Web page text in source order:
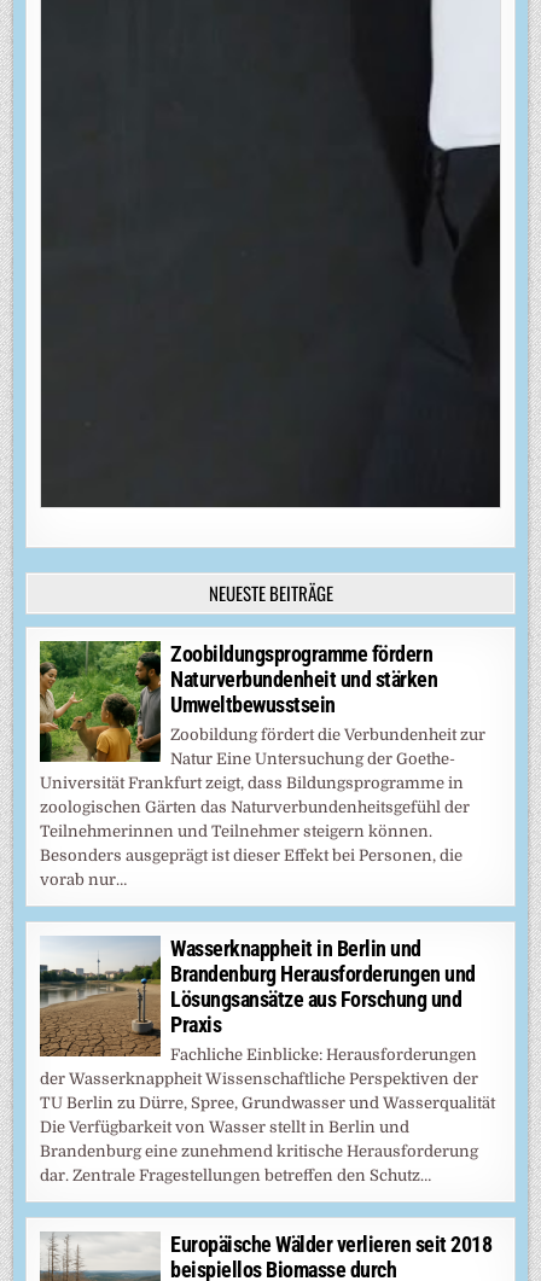
NEUESTE BEITRÄGE
Zoobildungsprogramme fördern
Naturverbundenheit und stärken
Umweltbewusstsein
Zoobildung fördert die Verbundenheit zur
Natur Eine Untersuchung der Goethe-
Universität Frankfurt zeigt, dass Bildungsprogramme in
zoologischen Gärten das Naturverbundenheitsgefühl der
Teilnehmerinnen und Teilnehmer steigern können.
Besonders ausgeprägt ist dieser Effekt bei Personen, die
vorab nur…
Wasserknappheit in Berlin und
Brandenburg Herausforderungen und
Lösungsansätze aus Forschung und
Praxis
Fachliche Einblicke: Herausforderungen
der Wasserknappheit Wissenschaftliche Perspektiven der
TU Berlin zu Dürre, Spree, Grundwasser und Wasserqualität
Die Verfügbarkeit von Wasser stellt in Berlin und
Brandenburg eine zunehmend kritische Herausforderung
dar. Zentrale Fragestellungen betreffen den Schutz…
Europäische Wälder verlieren seit 2018
beispiellos Biomasse durch